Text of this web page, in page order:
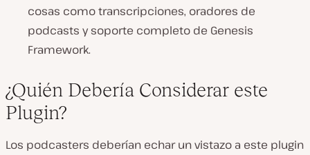
cosas como transcripciones, oradores de
podcasts y soporte completo de Genesis
Framework.
¿Quién Debería Considerar este
Plugin?
Los podcasters deberían echar un vistazo a este plugin